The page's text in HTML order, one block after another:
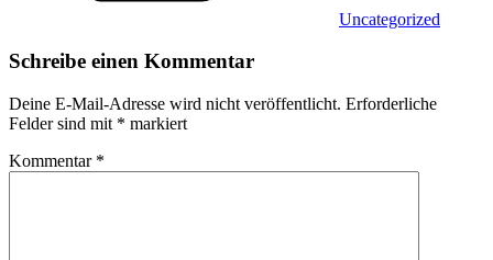
Uncategorized
Schreibe einen Kommentar
Deine E-Mail-Adresse wird nicht veröffentlicht. Erforderliche
Felder sind mit * markiert
Kommentar *